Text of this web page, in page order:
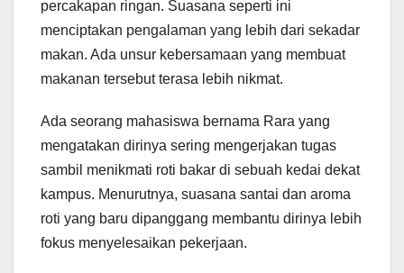
percakapan ringan. Suasana seperti ini
menciptakan pengalaman yang lebih dari sekadar
makan. Ada unsur kebersamaan yang membuat
makanan tersebut terasa lebih nikmat.
Ada seorang mahasiswa bernama Rara yang
mengatakan dirinya sering mengerjakan tugas
sambil menikmati roti bakar di sebuah kedai dekat
kampus. Menurutnya, suasana santai dan aroma
roti yang baru dipanggang membantu dirinya lebih
fokus menyelesaikan pekerjaan.